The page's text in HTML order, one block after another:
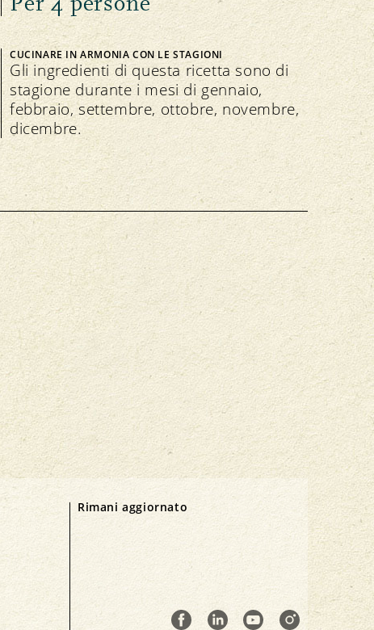
CUCINARE IN ARMONIA CON LE STAGIONI
Gli ingredienti di questa ricetta sono di
stagione durante i mesi di gennaio,
febbraio, settembre, ottobre, novembre,
dicembre.
Rimani aggiornato